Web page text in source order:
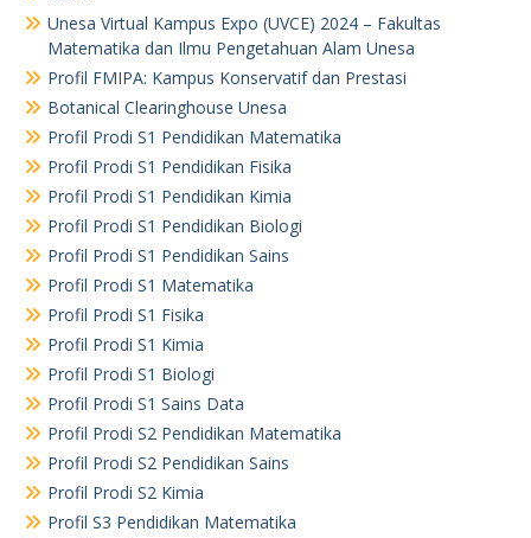
Unesa Virtual Kampus Expo (UVCE) 2024 – Fakultas
Matematika dan Ilmu Pengetahuan Alam Unesa
Profil FMIPA: Kampus Konservatif dan Prestasi
Botanical Clearinghouse Unesa
Profil Prodi S1 Pendidikan Matematika
Profil Prodi S1 Pendidikan Fisika
Profil Prodi S1 Pendidikan Kimia
Profil Prodi S1 Pendidikan Biologi
Profil Prodi S1 Pendidikan Sains
Profil Prodi S1 Matematika
Profil Prodi S1 Fisika
Profil Prodi S1 Kimia
Profil Prodi S1 Biologi
Profil Prodi S1 Sains Data
Profil Prodi S2 Pendidikan Matematika
Profil Prodi S2 Pendidikan Sains
Profil Prodi S2 Kimia
Profil S3 Pendidikan Matematika